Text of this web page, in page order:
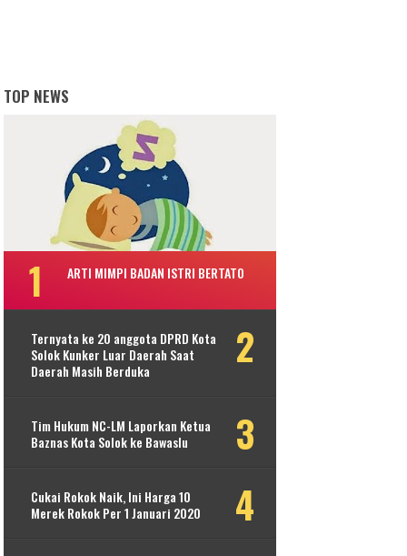
TOP NEWS
ARTI MIMPI BADAN ISTRI BERTATO
Ternyata ke 20 anggota DPRD Kota
Solok Kunker Luar Daerah Saat
Daerah Masih Berduka
Tim Hukum NC-LM Laporkan Ketua
Baznas Kota Solok ke Bawaslu
Cukai Rokok Naik, Ini Harga 10
Merek Rokok Per 1 Januari 2020